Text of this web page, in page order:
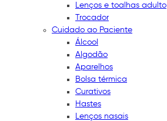
Lenços e toalhas adulto
Trocador
Cuidado ao Paciente
Álcool
Algodão
Aparelhos
Bolsa térmica
Curativos
Hastes
Lenços nasais